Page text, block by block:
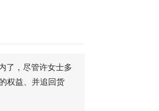
了，尽管许女士多
权益、并追回货